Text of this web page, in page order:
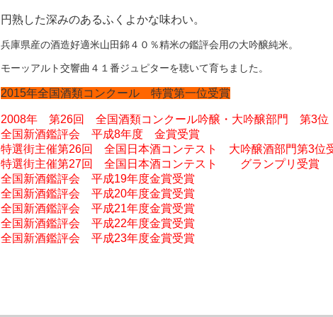
円熟した深みのあるふくよかな味わい。
兵庫県産の酒造好適米山田錦４０％精米の鑑評会用の大吟醸純米。
モーッアルト交響曲４１番ジュピターを聴いて育ちました。
2015年全国酒類コンクール 特賞第一位受賞
2008年 第26回 全国酒類コンクール吟醸・大吟醸部門 第3位
全国新酒鑑評会 平成8年度 金賞受賞
特選街主催第26回 全国日本酒コンテスト 大吟醸酒部門第3位
特選街主催第27回 全国日本酒コンテスト グランプリ受賞
全国新酒鑑評会 平成19年度金賞受賞
全国新酒鑑評会 平成20年度金賞受賞
全国新酒鑑評会 平成21年度金賞受賞
全国新酒鑑評会 平成22年度金賞受賞
全国新酒鑑評会 平成23年度金賞受賞